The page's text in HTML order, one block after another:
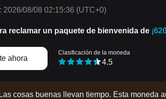
2026/08/08 02:15:36 (UTC+0)
reclamar un paquete de bienvenida de
ahora
Clasificación de la moneda
4.5
cosas buenas llevan tiempo. Esta moneda